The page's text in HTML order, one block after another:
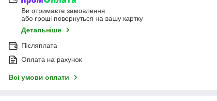
Ви отримаєте замовлення
або гроші повернуться на вашу картку
Детальніше
Післяплата
Оплата на рахунок
Всі умови оплати